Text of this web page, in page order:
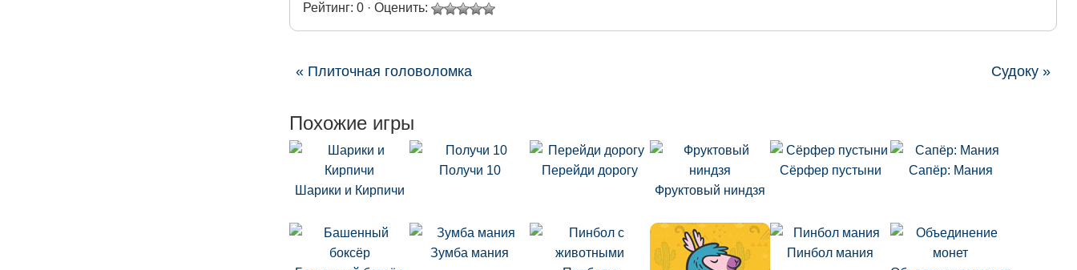
Рейтинг: 0 · Оценить:
« Плиточная головоломка Судоку »
Похожие игры
Шарики и Кирпичи
Получи 10
Перейди дорогу
Фруктовый ниндзя
Сёрфер пустыни Сапёр: Мания
Зумба мания
Пинбол мания